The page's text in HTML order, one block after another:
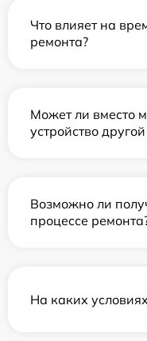
Что влияет на
ремонта?
Может ли вместо
устройство
Возможно ли
процессе
На каких